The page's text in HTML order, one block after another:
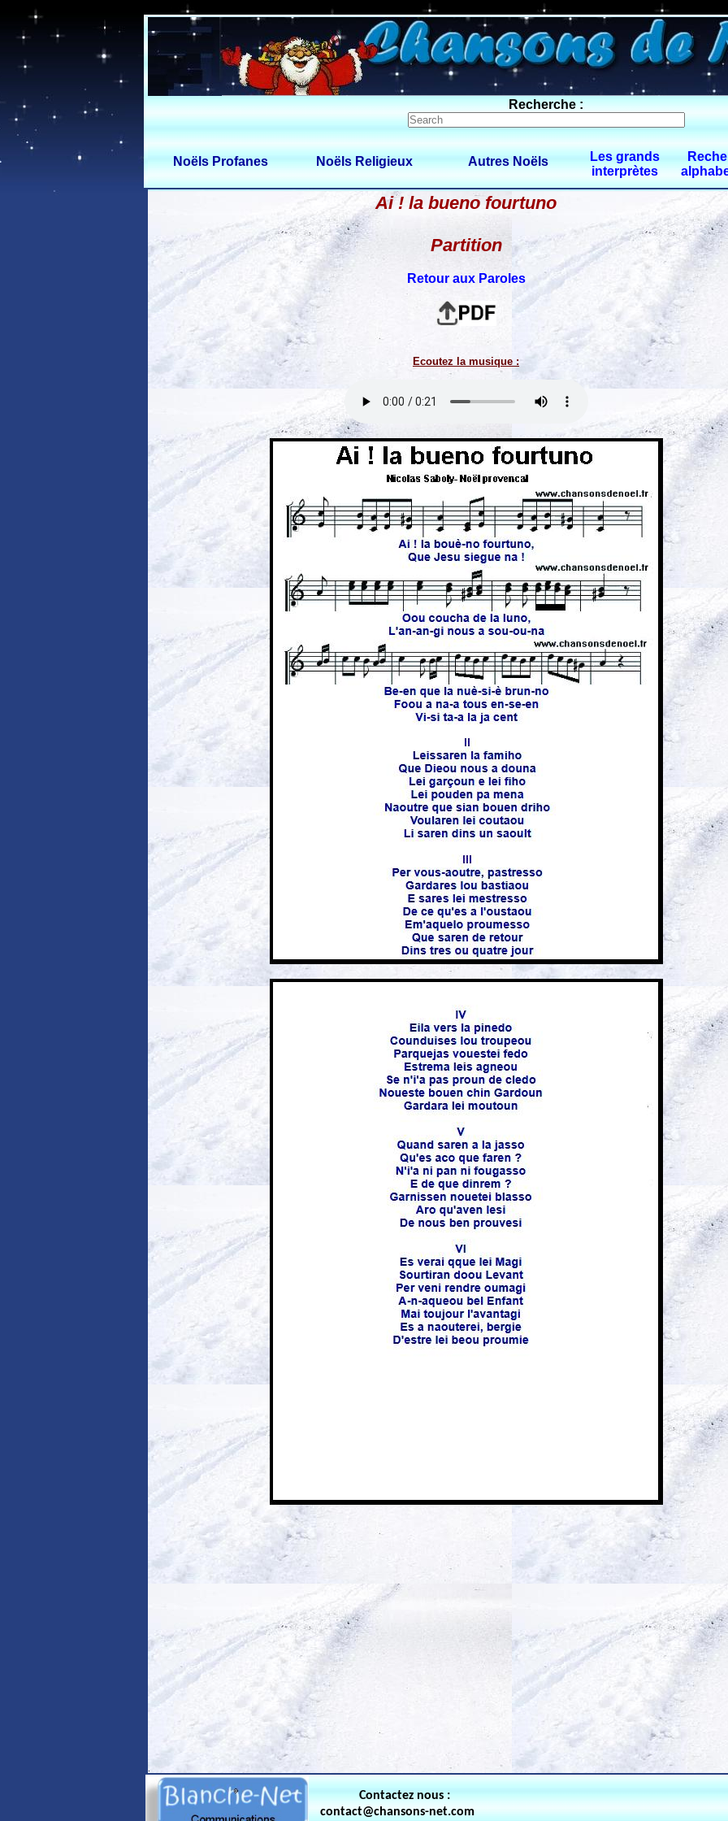
0 $limitbot 1 $limittot 2
Recherche :
Noëls Profanes Noëls Religieux Autres Noëls
Les grands
interprètes
Ai ! la bueno fourtuno
Partition
Retour aux Paroles
Ecoutez la musique :
Contactez nous :
contact@chansons-net.com